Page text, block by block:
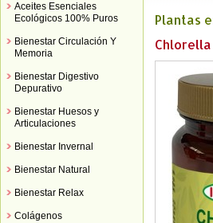
Aceites Esenciales
Ecológicos 100% Puros
Bienestar Circulación Y
Memoria
Bienestar Digestivo
Depurativo
Bienestar Huesos y
Articulaciones
Bienestar Invernal
Bienestar Natural
Bienestar Relax
Colágenos
Plantas